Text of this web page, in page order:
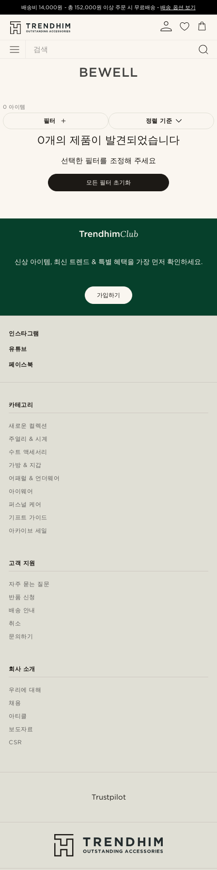
검색
배송비14,000원 - 총 152,000원 이상 주문 시 무료배송 -배송 옵션 보기
BEWELL
0 아이템
필터 정렬 기준
가장 인기 있는
낮은가격순
높은가격순
0개의 제품이 발견되었습니다
선택한 필터를 조정해 주세요
모든 필터 초기화
신상 아이템, 최신 트렌드 & 특별 혜택을 가장 먼저 확인하세요.
가입하기
인스타그램
유튜브
페이스북
카테고리
새로운 컬렉션
주얼리 & 시계
수트 액세서리
가방 & 지갑
어패럴 & 언더웨어
아이웨어
퍼스널 케어
기프트 가이드
아카이브 세일
고객 지원
자주 묻는 질문
반품 신청
배송 안내
취소
문의하기
회사 소개
우리에 대해
채용
아티클
보도자료
CSR
Trustpilot